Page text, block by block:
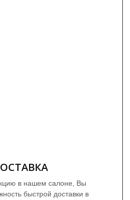
в нашем салоне, Вы
быстрой доставки в